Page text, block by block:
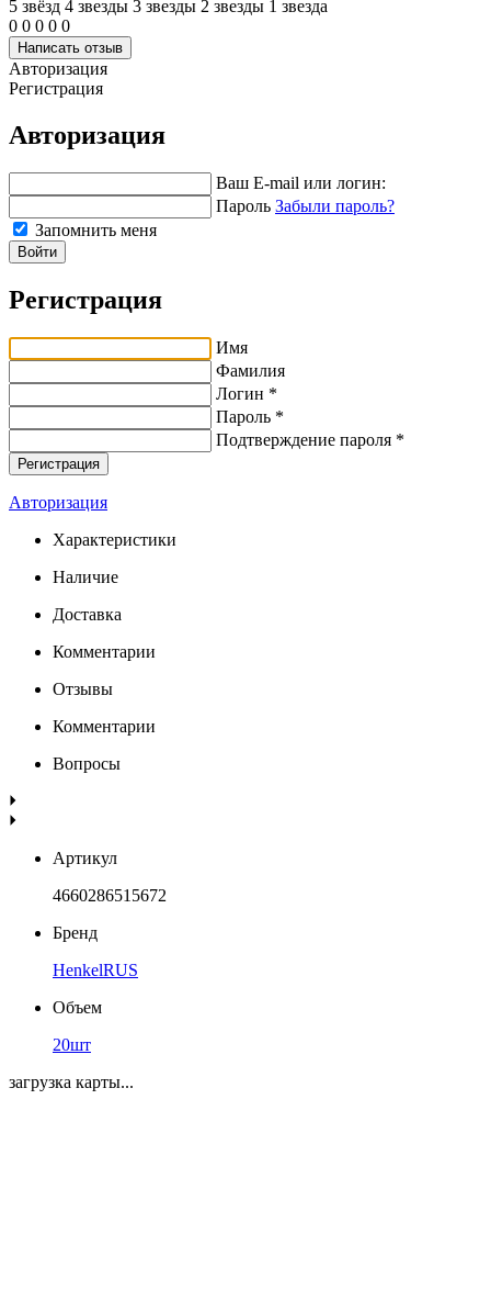
5 звёзд 4 звeзды 3 звeзды 2 звeзды 1 звeзда
0 0 0 0 0
Написать отзыв
Авторизация
Регистрация
Авторизация
Ваш E-mail или логин:
Пароль Забыли пароль?
Запомнить меня
Войти
Регистрация
Имя
Фамилия
Логин *
Пароль *
Подтверждение пароля *
Авторизация
Характеристики
Наличие
Доставка
Комментарии
Отзывы
Комментарии
Вопросы
Артикул
4660286515672
Бренд
HenkelRUS
Объем
20шт
загрузка карты...